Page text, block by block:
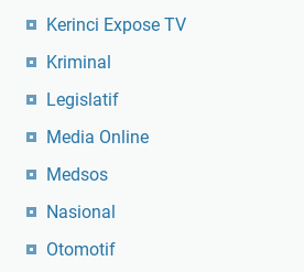
Kerinci Expose TV
Kriminal
Legislatif
Media Online
Medsos
Nasional
Otomotif